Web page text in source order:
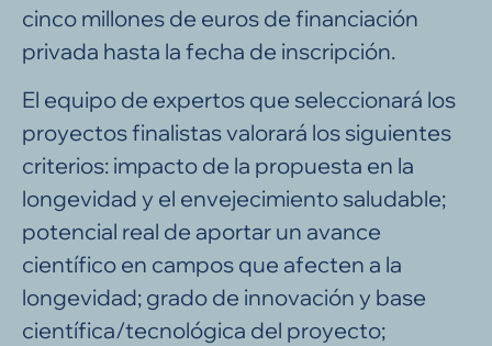
cinco millones de euros de financiación
privada hasta la fecha de inscripción.
El equipo de expertos que seleccionará los
proyectos finalistas valorará los siguientes
criterios: impacto de la propuesta en la
longevidad y el envejecimiento saludable;
potencial real de aportar un avance
científico en campos que afecten a la
longevidad; grado de innovación y base
científica/tecnológica del proyecto;